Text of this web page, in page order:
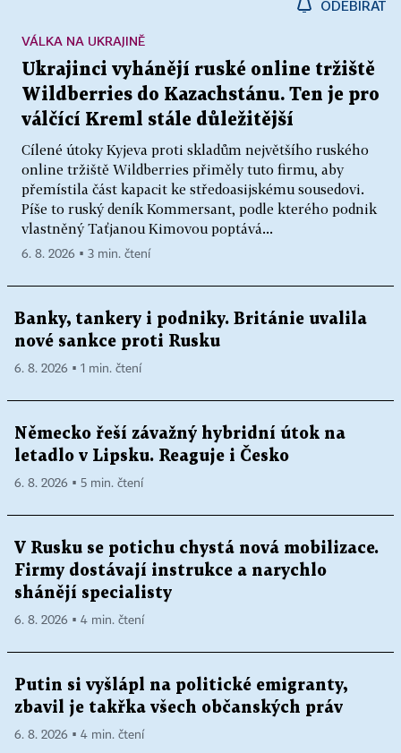
ODEBÍRAT
Ukrajinci vyhánějí ruské online tržiště
Wildberries do Kazachstánu. Ten je pro
válčící Kreml stále důležitější
Cílené útoky Kyjeva proti skladům největšího ruského
online tržiště Wildberries přiměly tuto firmu, aby
přemístila část kapacit ke středoasijskému sousedovi.
Píše to ruský deník Kommersant, podle kterého podnik
vlastněný Taťjanou Kimovou poptává...
VÁLKA NA UKRAJINĚ
6. 8. 2026 ▪ 3 min. čtení
Banky, tankery i podniky. Británie uvalila
nové sankce proti Rusku
6. 8. 2026 ▪ 1 min. čtení
Německo řeší závažný hybridní útok na
letadlo v Lipsku. Reaguje i Česko
6. 8. 2026 ▪ 5 min. čtení
V Rusku se potichu chystá nová mobilizace.
Firmy dostávají instrukce a narychlo
shánějí specialisty
6. 8. 2026 ▪ 4 min. čtení
Putin si vyšlápl na politické emigranty,
zbavil je takřka všech občanských práv
6. 8. 2026 ▪ 4 min. čtení